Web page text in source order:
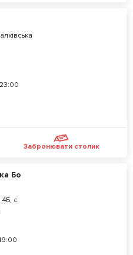
Забронювати столик
Бо
с.